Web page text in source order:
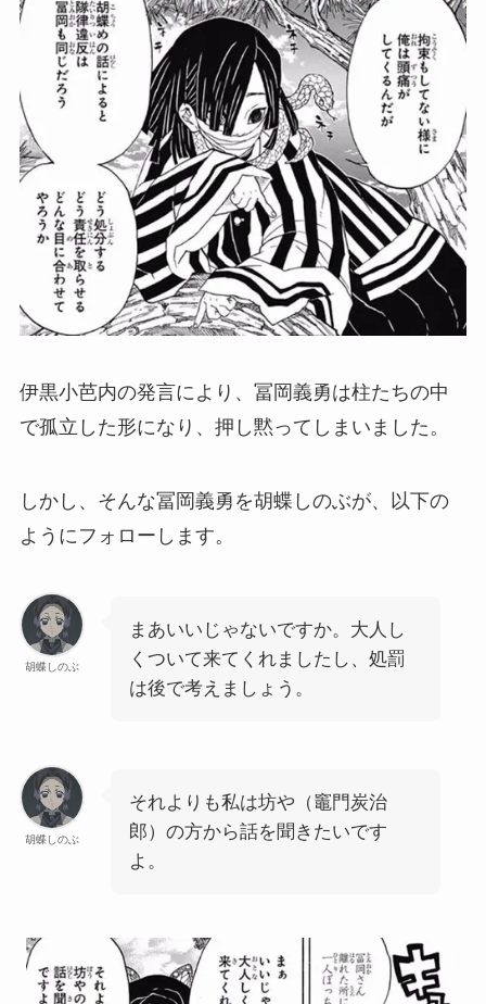
伊黒小芭内の発言により、冨岡義勇は柱たちの中
で孤立した形になり、押し黙ってしまいました。
しかし、そんな冨岡義勇を胡蝶しのぶが、以下の
ようにフォローします。
胡蝶しのぶ
まあいいじゃないですか。大人し
くついて来てくれましたし、処罰
は後で考えましょう。
胡蝶しのぶ
それよりも私は坊や（竈門炭治
郎）の方から話を聞きたいです
よ。